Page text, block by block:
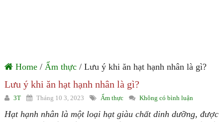
Home/ Ẩm thực/ Lưu ý khi ăn hạt hạnh nhân là gì?
Lưu ý khi ăn hạt hạnh nhân là gì?
3T Tháng 10 3, 2023 Ẩm thực Không có bình luận
Hạt hạnh nhân là một loại hạt giàu chất dinh dưỡng, được